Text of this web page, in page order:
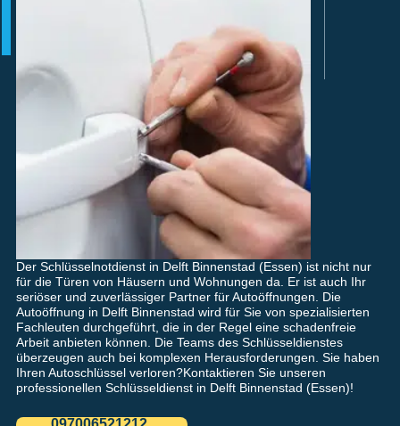
Der Schlüsselnotdienst in Delft Binnenstad (Essen) ist nicht nur
für die Türen von Häusern und Wohnungen da. Er ist auch Ihr
seriöser und zuverlässiger Partner für Autoöffnungen. Die
Autoöffnung in Delft Binnenstad wird für Sie von spezialisierten
Fachleuten durchgeführt, die in der Regel eine schadenfreie
Arbeit anbieten können. Die Teams des Schlüsseldienstes
überzeugen auch bei komplexen Herausforderungen. Sie haben
Ihren Autoschlüssel verloren?Kontaktieren Sie unseren
professionellen Schlüsseldienst in Delft Binnenstad (Essen)!